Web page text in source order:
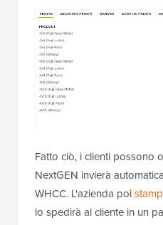
Fatto ciò, i clienti possono
NextGEN invierà
WHCC. L'azienda poi
lo spedirà al cliente in un